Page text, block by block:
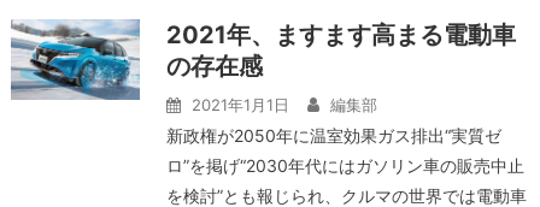
2021年、ますます高まる電動車
の存在感
2021年1月1日 編集部
新政権が2050年に温室効果ガス排出“実質ゼ
ロ”を掲げ“2030年代にはガソリン車の販売中止
を検討”とも報じられ、クルマの世界では電動車